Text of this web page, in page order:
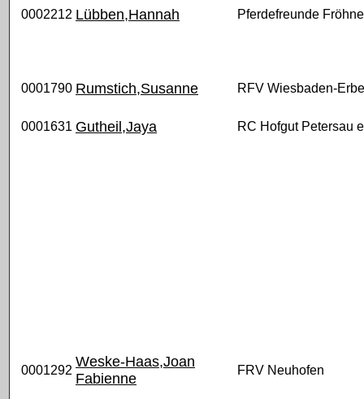
0002212 Lübben,Hannah Pferdefreunde
0001790 Rumstich,Susanne RFV Wiesbaden-
0001631 Gutheil,Jaya RC Hofgut Petersau
0001292
Weske-Haas,Joan
Fabienne
FRV Neuhofen